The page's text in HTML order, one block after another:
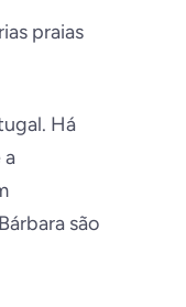
praias
Há
a
são